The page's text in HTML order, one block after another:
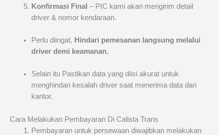
Konfirmasi Final – PIC kami akan mengirim detail
driver & nomor kendaraan.
Perlu diingat, Hindari pemesanan langsung melalui
driver demi keamanan.
Selain itu Pastikan data yang diisi akurat untuk
menghindari kesalah driver saat menerima data dari
kantor.
Cara Melakukan Pembayaran Di Calista Trans
Pembayaran untuk persewaan diwajibkan melakukan